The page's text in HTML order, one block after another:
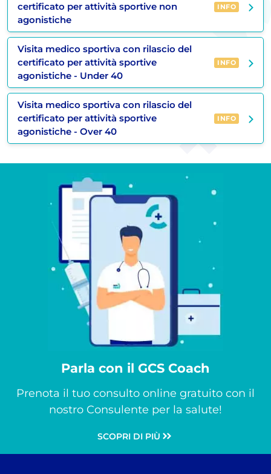
certificato per attività sportive non
agonistiche
INFO
Visita medico sportiva con rilascio del
certificato per attività sportive
agonistiche - Under 40
INFO
Visita medico sportiva con rilascio del
certificato per attività sportive
agonistiche - Over 40
INFO
Parla con il GCS Coach
Prenota il tuo consulto online gratuito con il
nostro Consulente per la salute!
SCOPRI DI PIÙ